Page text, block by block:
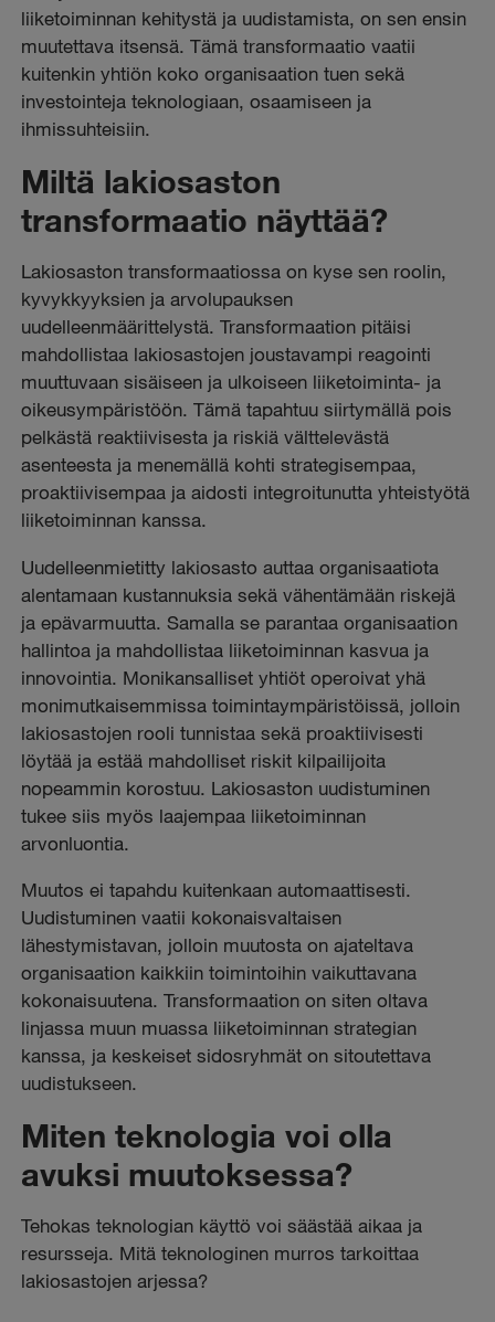
liiketoiminnan kehitystä ja uudistamista, on sen ensin
muutettava itsensä. Tämä transformaatio vaatii
kuitenkin yhtiön koko organisaation tuen sekä
investointeja teknologiaan, osaamiseen ja
ihmissuhteisiin.
Miltä lakiosaston
transformaatio näyttää?
Lakiosaston transformaatiossa on kyse sen roolin,
kyvykkyyksien ja arvolupauksen
uudelleenmäärittelystä. Transformaation pitäisi
mahdollistaa lakiosastojen joustavampi reagointi
muuttuvaan sisäiseen ja ulkoiseen liiketoiminta- ja
oikeusympäristöön. Tämä tapahtuu siirtymällä pois
pelkästä reaktiivisesta ja riskiä välttelevästä
asenteesta ja menemällä kohti strategisempaa,
proaktiivisempaa ja aidosti integroitunutta yhteistyötä
liiketoiminnan kanssa.
Uudelleenmietitty lakiosasto auttaa organisaatiota
alentamaan kustannuksia sekä vähentämään riskejä
ja epävarmuutta. Samalla se parantaa organisaation
hallintoa ja mahdollistaa liiketoiminnan kasvua ja
innovointia. Monikansalliset yhtiöt operoivat yhä
monimutkaisemmissa toimintaympäristöissä, jolloin
lakiosastojen rooli tunnistaa sekä proaktiivisesti
löytää ja estää mahdolliset riskit kilpailijoita
nopeammin korostuu. Lakiosaston uudistuminen
tukee siis myös laajempaa liiketoiminnan
arvonluontia.
Muutos ei tapahdu kuitenkaan automaattisesti.
Uudistuminen vaatii kokonaisvaltaisen
lähestymistavan, jolloin muutosta on ajateltava
organisaation kaikkiin toimintoihin vaikuttavana
kokonaisuutena. Transformaation on siten oltava
linjassa muun muassa liiketoiminnan strategian
kanssa, ja keskeiset sidosryhmät on sitoutettava
uudistukseen.
Miten teknologia voi olla
avuksi muutoksessa?
Tehokas teknologian käyttö voi säästää aikaa ja
resursseja. Mitä teknologinen murros tarkoittaa
lakiosastojen arjessa?